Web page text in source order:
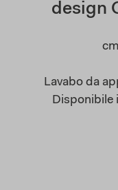
design
Lavabo da
Disponibile